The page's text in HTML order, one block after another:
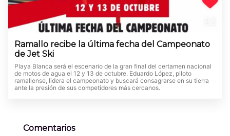
Ramallo recibe la última fecha del Campeonato
de Jet Ski
Playa Blanca será el escenario de la gran final del certamen nacional
de motos de agua el 12 y 13 de octubre. Eduardo López, piloto
ramallense, lidera el campeonato y buscará consagrarse en su tierra
ante la presión de sus competidores más cercanos.
Comentarios